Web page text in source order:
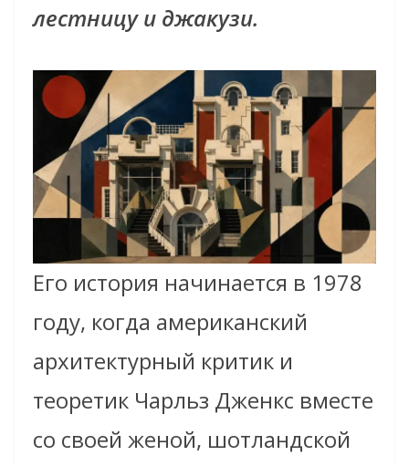
лестницу и джакузи.
Его история начинается в 1978
году, когда американский
архитектурный критик и
теоретик Чарльз Дженкс вместе
со своей женой, шотландской